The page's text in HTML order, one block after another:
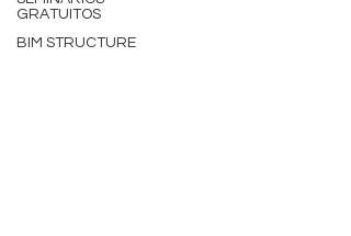
GRATUITOS
BIM STRUCTURE